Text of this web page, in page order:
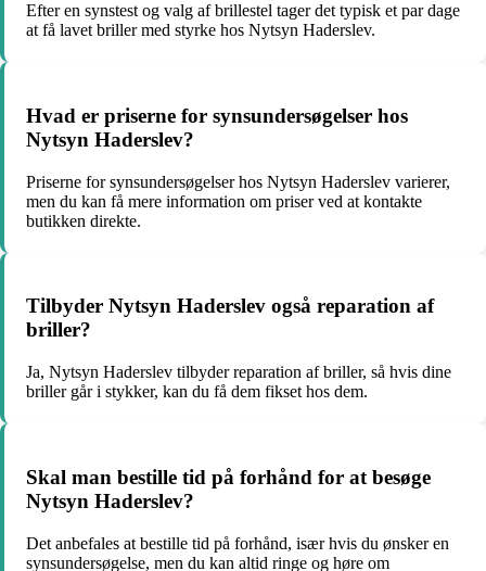
Efter en synstest og valg af brillestel tager det typisk et par dage
at få lavet briller med styrke hos Nytsyn Haderslev.
Hvad er priserne for synsundersøgelser hos
Nytsyn Haderslev?
Priserne for synsundersøgelser hos Nytsyn Haderslev varierer,
men du kan få mere information om priser ved at kontakte
butikken direkte.
Tilbyder Nytsyn Haderslev også reparation af
briller?
Ja, Nytsyn Haderslev tilbyder reparation af briller, så hvis dine
briller går i stykker, kan du få dem fikset hos dem.
Skal man bestille tid på forhånd for at besøge
Nytsyn Haderslev?
Det anbefales at bestille tid på forhånd, især hvis du ønsker en
synsundersøgelse, men du kan altid ringe og høre om